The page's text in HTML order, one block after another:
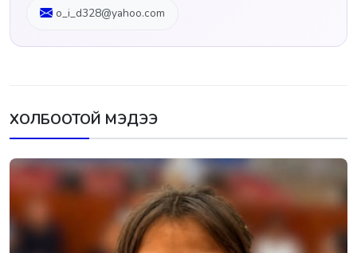
o_i_d328@yahoo.com
ХОЛБООТОЙ МЭДЭЭ